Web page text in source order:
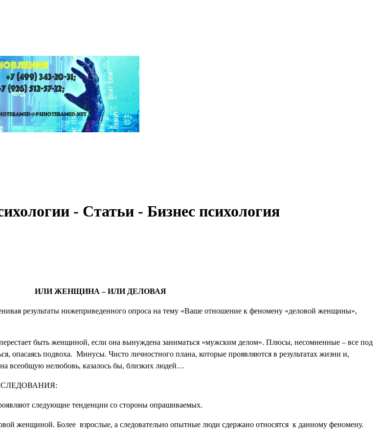
- Статьи - Бизнес психология
ИЛИ ЖЕНЩИНА – ИЛИ ДЕЛОВАЯ
результаты нижеприведенного опроса на тему «Ваше отношение к феномену «деловой женщины»,
быть женщиной, если она вынуждена заниматься «мужским делом». Плюсы, несомненные – все под
опасаясь подвоха. Минусы. Чисто личностного плана, которые проявляются в результатах жизни и,
на всеобщую нелюбовь, казалось бы, близких людей…
следующие тенденции со стороны опрашиваемых.
женщиной. Более взрослые, а следовательно опытные люди сдержано относятся к данному феномену.